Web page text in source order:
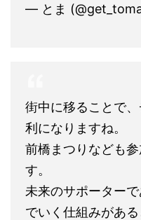
— とま
街中に移ることで
利になりますね。
前橋まつりなども
す。
未来のサポーター
でいく仕組みがある